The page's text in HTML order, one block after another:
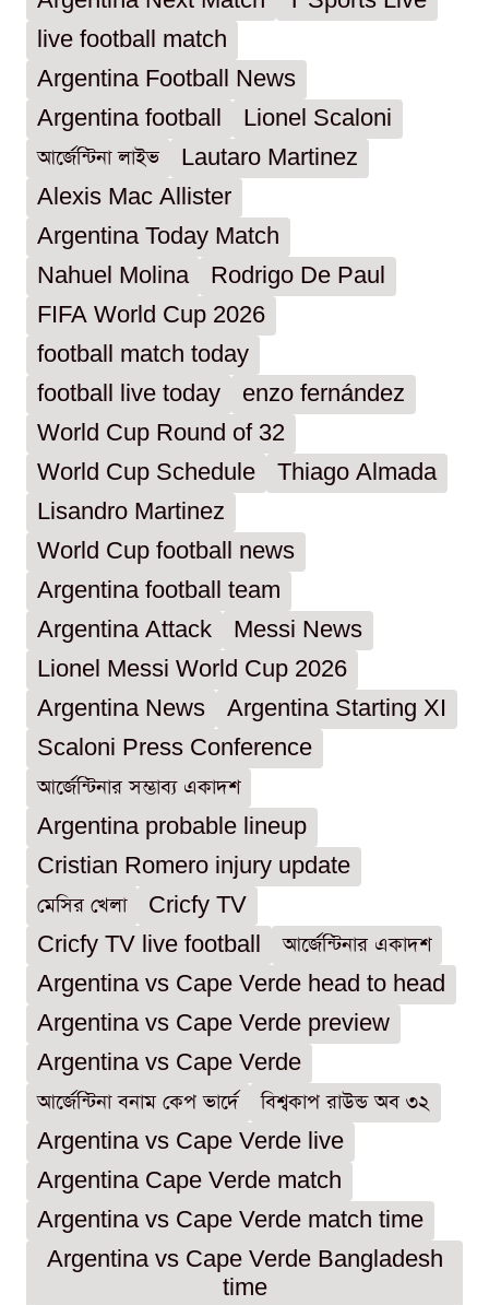
live football match
Argentina Football News
Argentina football
Lionel Scaloni
আর্জেন্টিনা লাইভ
Lautaro Martinez
Alexis Mac Allister
Argentina Today Match
Nahuel Molina
Rodrigo De Paul
FIFA World Cup 2026
football match today
football live today
enzo fernández
World Cup Round of 32
World Cup Schedule
Thiago Almada
Lisandro Martinez
World Cup football news
Argentina football team
Argentina Attack
Messi News
Lionel Messi World Cup 2026
Argentina News
Argentina Starting XI
Scaloni Press Conference
আর্জেন্টিনার সম্ভাব্য একাদশ
Argentina probable lineup
Cristian Romero injury update
মেসির খেলা
Cricfy TV
Cricfy TV live football
আর্জেন্টিনার একাদশ
Argentina vs Cape Verde head to head
Argentina vs Cape Verde preview
Argentina vs Cape Verde
আর্জেন্টিনা বনাম কেপ ভার্দে
বিশ্বকাপ রাউন্ড অব ৩২
Argentina vs Cape Verde live
Argentina Cape Verde match
Argentina vs Cape Verde match time
Argentina vs Cape Verde Bangladesh
time